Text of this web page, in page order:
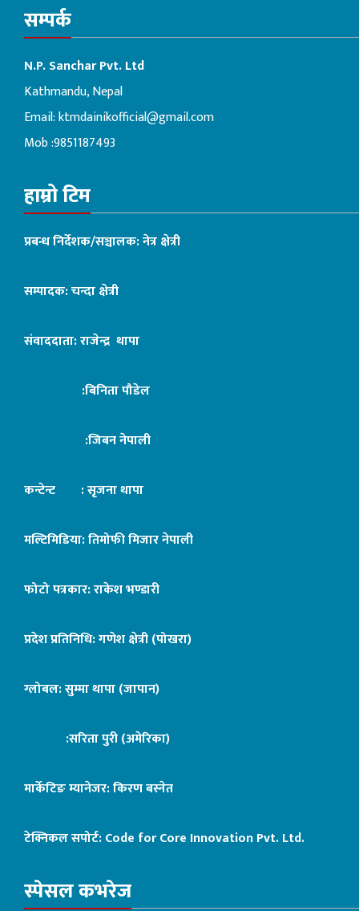
सम्पर्क
N.P. Sanchar Pvt. Ltd
Kathmandu, Nepal
Email:ktmdainikofficial@gmail.com
Mob :9851187493
हाम्रो टिम
प्रबन्ध निर्देशक/सञ्चालक: नेत्र क्षेत्री
सम्पादक: चन्दा क्षेत्री
संवाददाता: राजेन्द्र थापा
:बिनिता पौडेल
:जिबन नेपाली
कन्टेन्ट : सृजना थापा
मल्टिमिडिया: तिमोफी मिजार नेपाली
फोटो पत्रकार: राकेश भण्डारी
प्रदेश प्रतिनिधि: गणेश क्षेत्री (पोखरा)
ग्लोबल: सुम्मा थापा (जापान)
:सरिता पुरी (अमेरिका)
मार्केटिङ म्यानेजर: किरण बस्नेत
टेक्निकल सपोर्ट:Code for Core Innovation Pvt. Ltd.
स्पेसल कभरेज